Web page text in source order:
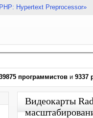
Hypertext Preprocessor»
программистов и 9337
Видеокарты